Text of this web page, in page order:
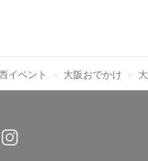
イベント 大阪おでかけ